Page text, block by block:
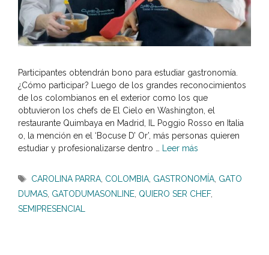
Participantes obtendrán bono para estudiar gastronomía.
¿Cómo participar? Luego de los grandes reconocimientos
de los colombianos en el exterior como los que
obtuvieron los chefs de El Cielo en Washington, el
restaurante Quimbaya en Madrid, IL Poggio Rosso en Italia
o, la mención en el ‘Bocuse D’ Or’, más personas quieren
estudiar y profesionalizarse dentro … Leer más
Etiquetas
CAROLINA PARRA, COLOMBIA, GASTRONOMÍA, GATO
DUMAS, GATODUMASONLINE, QUIERO SER CHEF,
SEMIPRESENCIAL